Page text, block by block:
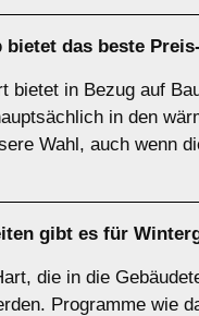
das beste
bietet in Bezug auf
in den
Wahl, auch wenn
gibt es für
die in die
Programme wie